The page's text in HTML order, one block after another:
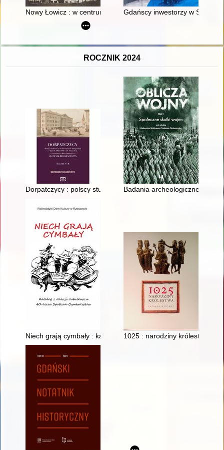
Nowy Łowicz : w centrum poligonu drawskiego od
Gdańscy inwestorzy w
ROCZNIK 2024
Dorpatczycy : polscy studenci na Uniwersytecie Dorpackim w
Badania archeologiczne na
Niech grają cymbały : katalog z okazji jubileuszu 40-lecia
1025 : narodziny królestwa :